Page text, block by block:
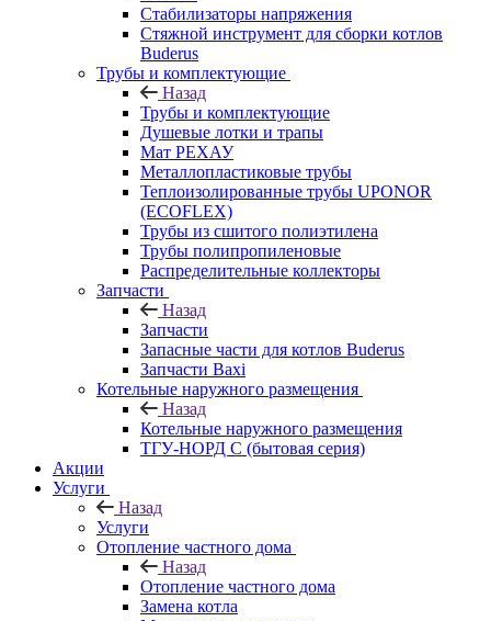
Стабилизаторы напряжения
Стяжной инструмент для сборки котлов
Buderus
Трубы и комплектующие
Назад
Трубы и комплектующие
Душевые лотки и трапы
Мат РЕХАУ
Металлопластиковые трубы
Теплоизолированные трубы UPONOR
(ECOFLEX)
Трубы из сшитого полиэтилена
Трубы полипропиленовые
Распределительные коллекторы
Запчасти
Назад
Запчасти
Запасные части для котлов Buderus
Запчасти Baxi
Котельные наружного размещения
Назад
Котельные наружного размещения
ТГУ-НОРД С (бытовая серия)
Акции
Услуги
Назад
Услуги
Отопление частного дома
Назад
Отопление частного дома
Замена котла